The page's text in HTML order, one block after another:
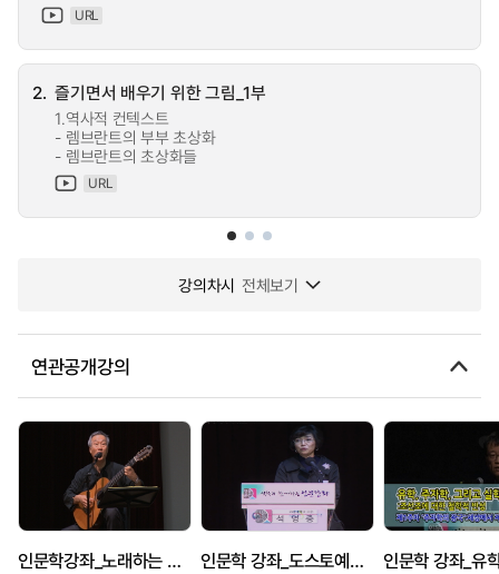
URL
2. 즐기면서 배우기 위한 그림_1부
1.역사적 컨텍스트
- 렘브란트의 부부 초상화
- 렘브란트의 초상화들
URL
강의차시 전체보기
연관공개강의
인문학강좌_노래하는 인문학 인문학 강좌_도스토예프스키와 러시아 정교: 인간이란 무엇인가